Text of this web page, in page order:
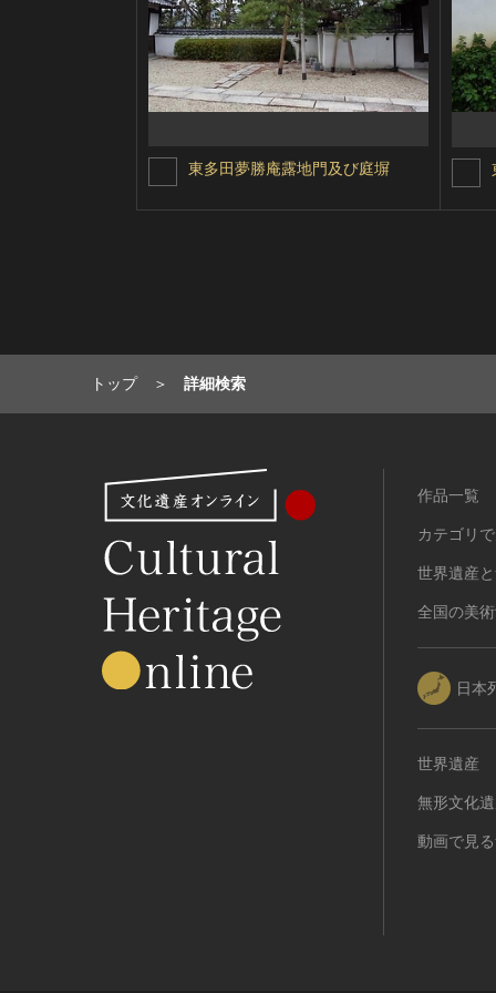
東多田夢勝庵露地門及び庭塀
トップ 詳細検索
作品一覧
カテゴリ
世界遺産
全国の美
日本
世界遺産
無形文化
動画で見